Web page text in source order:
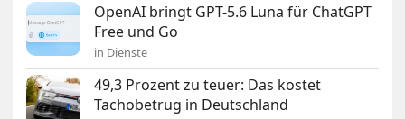
OpenAI bringt GPT-5.6 Luna für ChatGPT
Free und Go
in Dienste
49,3 Prozent zu teuer: Das kostet
Tachobetrug in Deutschland